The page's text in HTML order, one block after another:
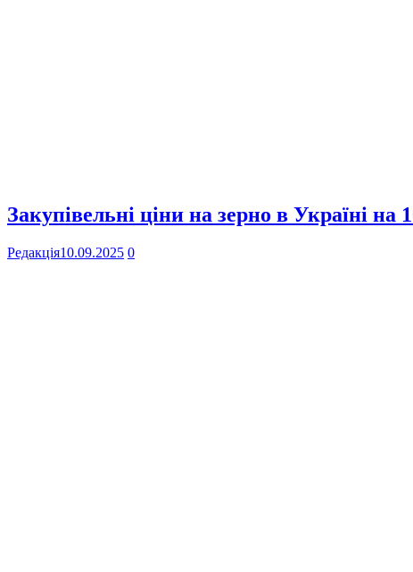
Закупівельні ціни на зерно в Україні на
Редакція10.09.2025 0